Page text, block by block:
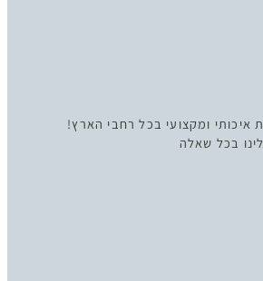
איכותי ומקצועי בכל רחבי הארץ!
בכל שאלה